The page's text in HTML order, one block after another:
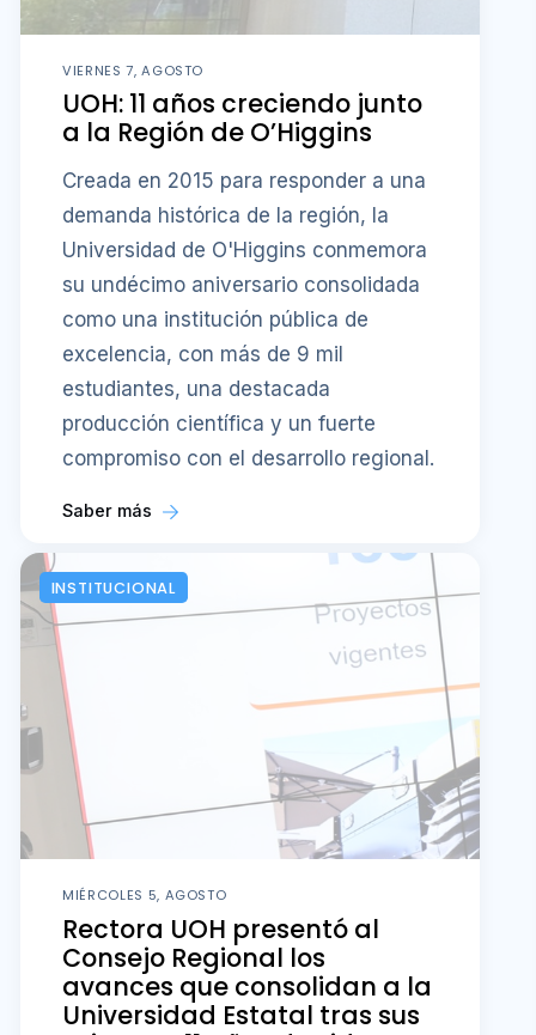
VIERNES 7, AGOSTO
UOH: 11 años creciendo junto
a la Región de O’Higgins
Creada en 2015 para responder a una
demanda histórica de la región, la
Universidad de O'Higgins conmemora
su undécimo aniversario consolidada
como una institución pública de
excelencia, con más de 9 mil
estudiantes, una destacada
producción científica y un fuerte
compromiso con el desarrollo regional.
Saber más
INSTITUCIONAL
MIÉRCOLES 5, AGOSTO
Rectora UOH presentó al
Consejo Regional los
avances que consolidan a la
Universidad Estatal tras sus